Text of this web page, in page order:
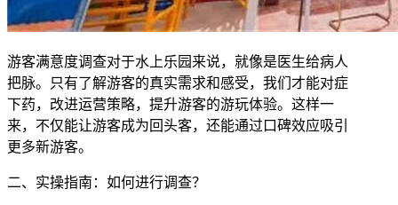
游客满意度调查对于水上乐园来说，就像是医生给病人
把脉。只有了解游客的真实需求和感受，我们才能对症
下药，改进运营策略，提升游客的游玩体验。这样一
来，不仅能让游客成为回头客，还能通过口碑效应吸引
更多新游客。
二、实操指南：如何进行调查？